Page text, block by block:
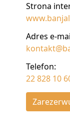
Strona
Adres e-
Telefon:
22 828 10